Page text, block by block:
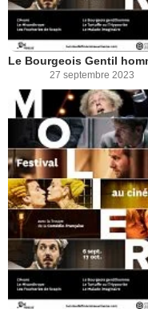
27 septembre 2023